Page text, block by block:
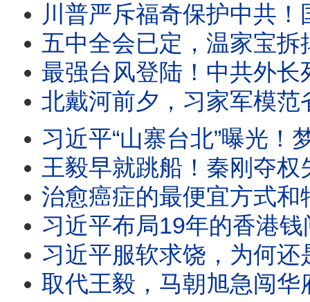
川普严斥福奇保护中共！国会惊人“百次沉默”，律师被赶出国会，听证会扯出美中“深层政府”与中
五中全会已定，温家宝拆掉李强三张底牌；方星海落马、
最强台风登陆！中共外长死里逃生，牛田洋553名军人和大学生身亡惨剧究竟是台风还是人祸？“
北戴河前夕，习家军模范省失守！习近平心腹中纪委委员突遭罢黜，
习近平“山寨台北”曝光！梦里攻下总统府；美军暗鹰高超音速导弹
王毅早就跳船！秦刚夺权失败，习近平外交线变天；周恩来私
治愈癌症的最便宜方式和特斯拉，竟然被FBI消音；川普新冠“特效药”
习近平布局19年的香港钱闸易主，陈希、马兴瑞旧部遭全面清洗！党产
习近平服软求饶，为何还是下不了台？元老院正起草判词：温家宝
取代王毅，马朝旭急闯华府探雷！川习会前夜，中南海权斗与AI危机同时失控；习近平